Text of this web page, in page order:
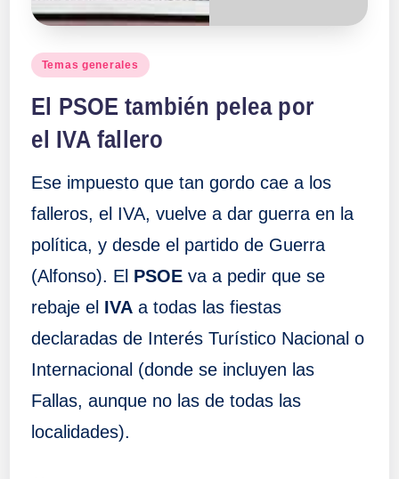
Publicado
Temas generales
El PSOE también pelea por
el IVA fallero
Ese impuesto que tan gordo cae a los
falleros, el IVA, vuelve a dar guerra en la
política, y desde el partido de Guerra
(Alfonso). El PSOEva a pedir que se
rebaje el IVAa todas las fiestas
declaradas de Interés Turístico Nacional o
Internacional (donde se incluyen las
Fallas, aunque no las de todas las
localidades).